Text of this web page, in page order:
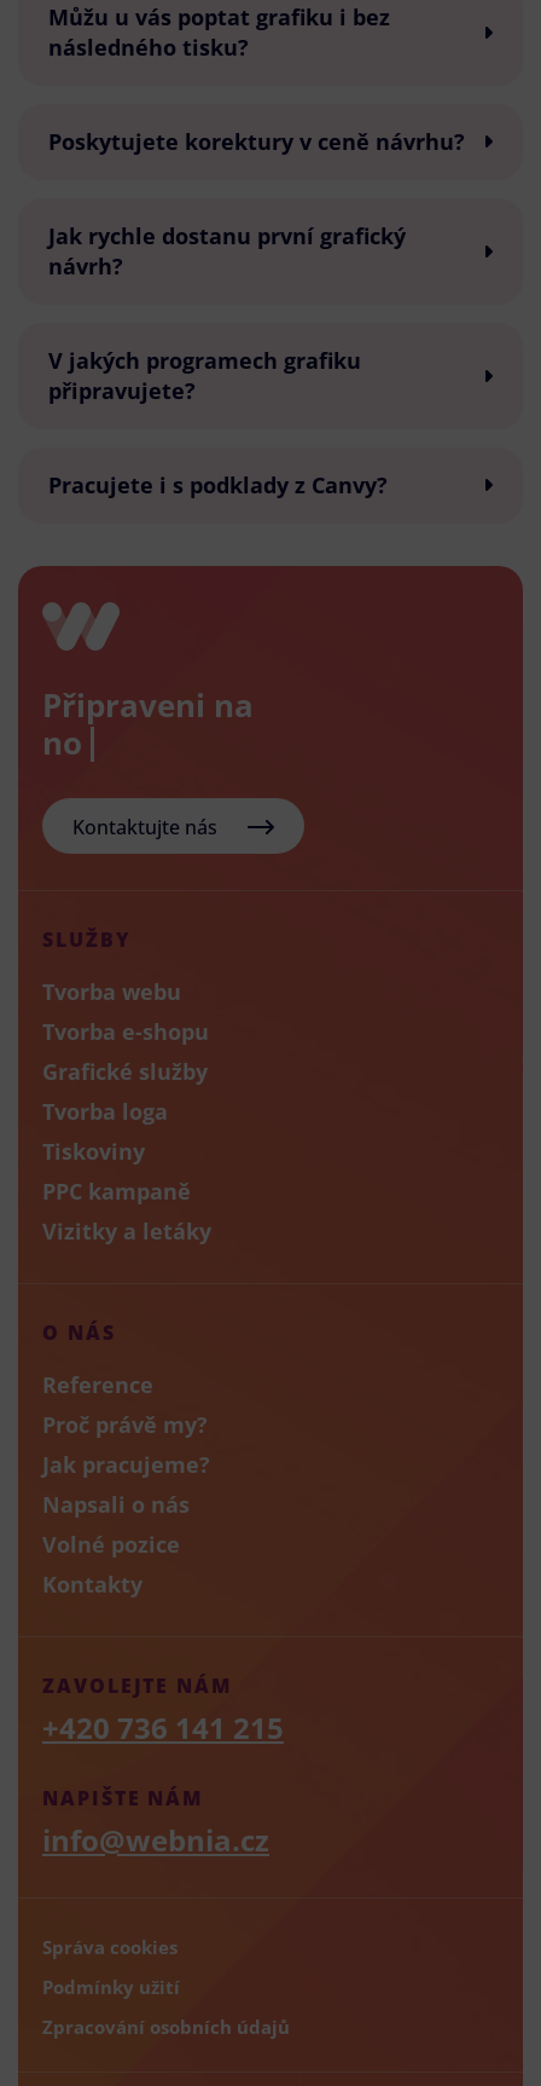
Můžu u vás poptat grafiku i bez
následného tisku?
Poskytujete korektury v ceně návrhu?
Jak rychle dostanu první grafický
návrh?
V jakých programech grafiku
připravujete?
Pracujete i s podklady z Canvy?
Připraveni na
nový e
Kontaktujte nás
SLUŽBY
Tvorba webu
Tvorba e-shopu
Grafické služby
Tvorba loga
Tiskoviny
PPC kampaně
Vizitky a letáky
O NÁS
Reference
Proč právě my?
Jak pracujeme?
Napsali o nás
Volné pozice
Kontakty
NAPIŠTE NÁM
info@webnia.cz
ZAVOLEJTE NÁM
+420 736 141 215
Správa cookies
Podmínky užití
Zpracování osobních údajů